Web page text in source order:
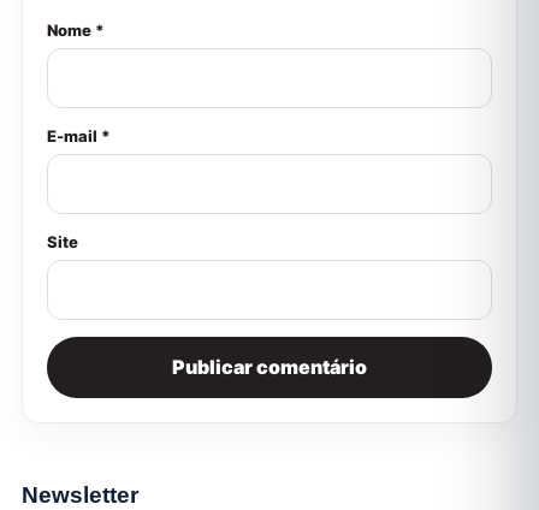
Nome *
E-mail *
Site
Newsletter